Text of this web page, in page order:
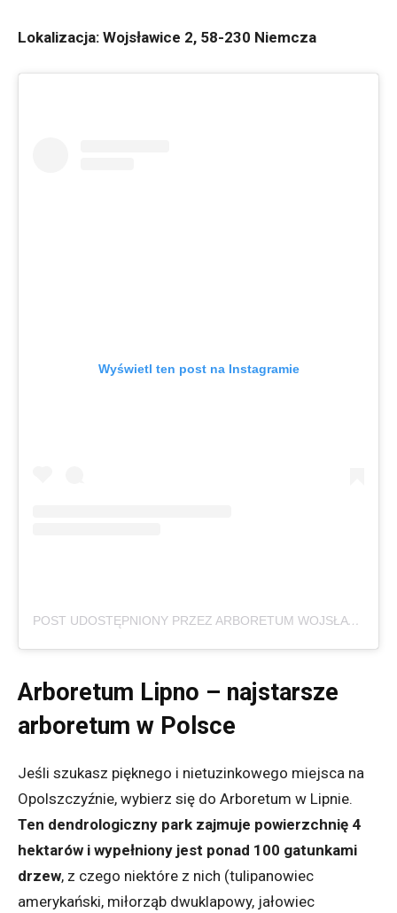
Lokalizacja: Wojsławice 2, 58-230 Niemcza
Wyświetl ten post na Instagramie
POST UDOSTĘPNIONY PRZEZ ARBORETUM WOJSŁAWICE UWR (@ARBORETUM_WOJSLAWICE)
Arboretum Lipno – najstarsze
arboretum w Polsce
Jeśli szukasz pięknego i nietuzinkowego miejsca na
Opolszczyźnie, wybierz się do Arboretum w Lipnie.
Ten dendrologiczny park zajmuje powierzchnię 4
hektarów i wypełniony jest ponad 100 gatunkami
drzew, z czego niektóre z nich (tulipanowiec
amerykański, miłorząb dwuklapowy, jałowiec